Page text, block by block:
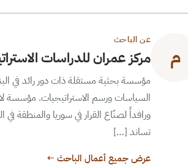
م
عن الباحث
مركز عمران للدراسات
مؤسسة بحثية مستقلة ذات دور رائد في
السياسات ورسم الاستراتيجيات. مؤسسة
ورافداً لصنّاع القرار في سوريا والمنطقة
تساند […]
عرض جميع أعمال الباحث ←